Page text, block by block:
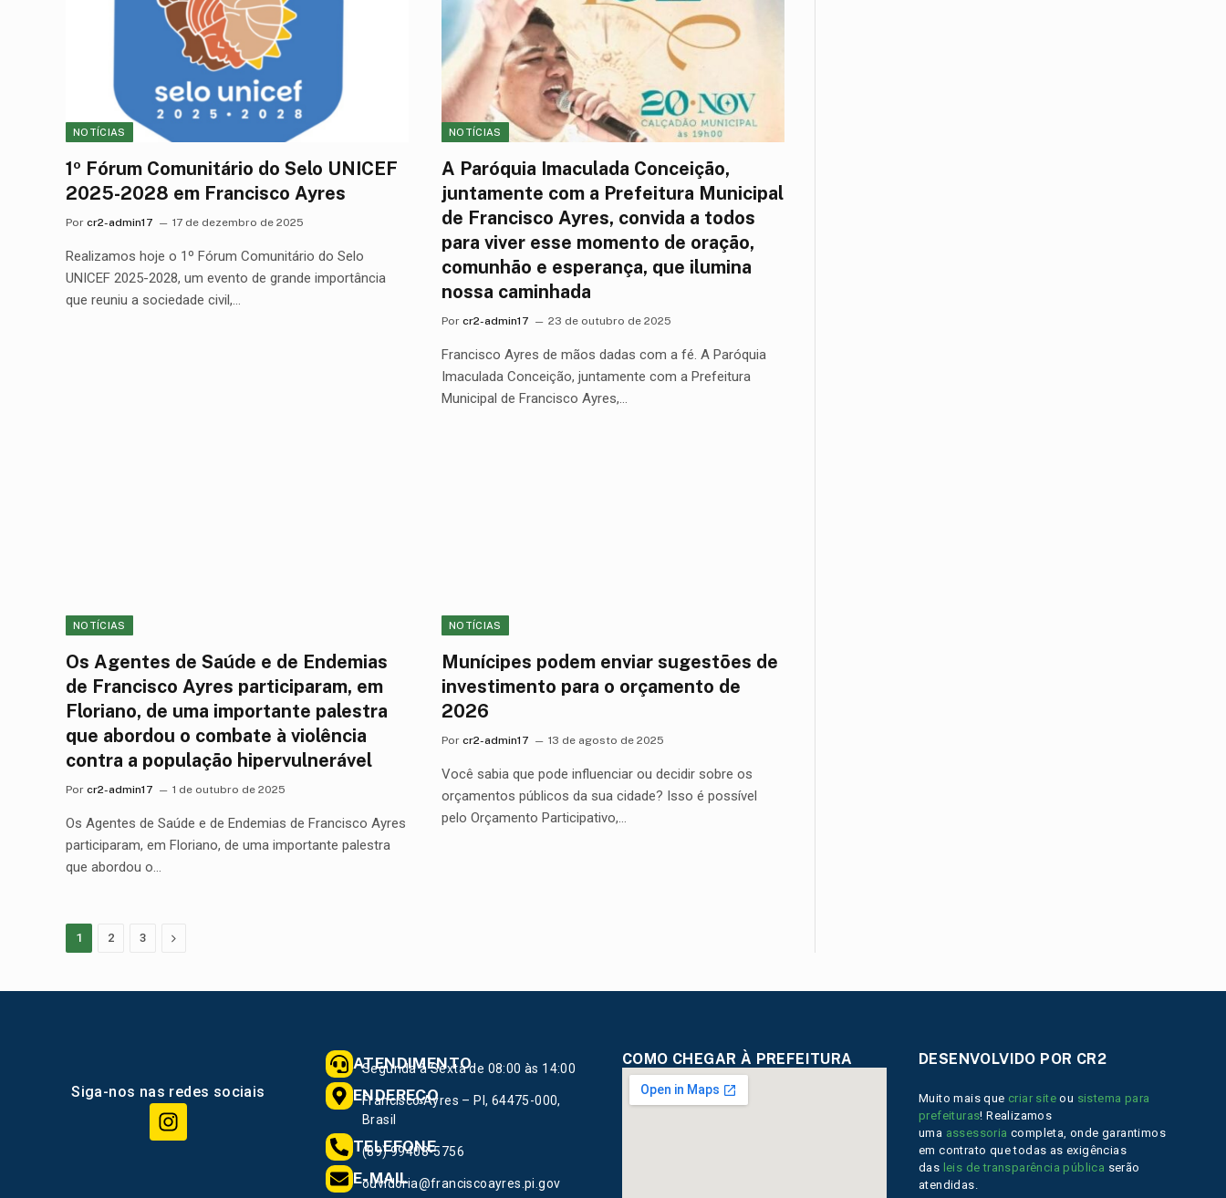
NOTÍCIAS
1º Fórum Comunitário do Selo UNICEF
2025-2028 em Francisco Ayres
Por cr2-admin17 17 de dezembro de 2025
Realizamos hoje o 1º Fórum Comunitário do Selo
UNICEF 2025-2028, um evento de grande importância
que reuniu a sociedade civil,…
NOTÍCIAS
A Paróquia Imaculada Conceição,
juntamente com a Prefeitura Municipal
de Francisco Ayres, convida a todos
para viver esse momento de oração,
comunhão e esperança, que ilumina
nossa caminhada
Por cr2-admin17 23 de outubro de 2025
Francisco Ayres de mãos dadas com a fé. A Paróquia
Imaculada Conceição, juntamente com a Prefeitura
Municipal de Francisco Ayres,…
NOTÍCIAS
Os Agentes de Saúde e de Endemias
de Francisco Ayres participaram, em
Floriano, de uma importante palestra
que abordou o combate à violência
contra a população hipervulnerável
Por cr2-admin17 1 de outubro de 2025
Os Agentes de Saúde e de Endemias de Francisco Ayres
participaram, em Floriano, de uma importante palestra
que abordou o…
NOTÍCIAS
Munícipes podem enviar sugestões de
investimento para o orçamento de
2026
Por cr2-admin17 13 de agosto de 2025
Você sabia que pode influenciar ou decidir sobre os
orçamentos públicos da sua cidade? Isso é possível
pelo Orçamento Participativo,…
1 2 3 Proximo
Siga-nos nas redes sociais
ATENDIMENTO
Segunda à Sexta de 08:00 às 14:00
ENDEREÇO
Francisco Ayres – PI, 64475-000,
Brasil
TELEFONE
(89) 99408-5756
E-MAIL
ouvidoria@franciscoayres.pi.gov
COMO CHEGAR À PREFEITURA DESENVOLVIDO POR CR2
Muito mais que criar site ou sistema para
prefeituras! Realizamos
uma assessoria completa, onde garantimos
em contrato que todas as exigências
das leis de transparência pública serão
atendidas.